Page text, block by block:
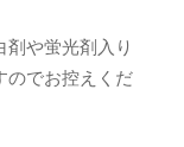
や蛍光剤入り
のでお控えくだ